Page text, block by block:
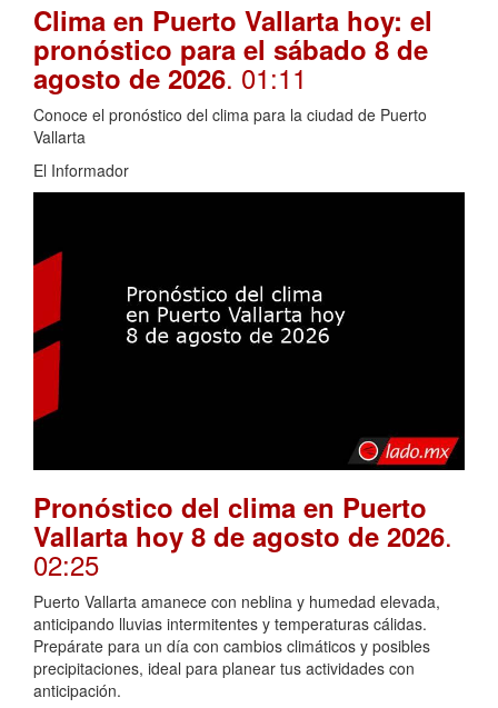
Clima en Puerto Vallarta hoy: el
pronóstico para el sábado 8 de
agosto de 2026. 01:11
Conoce el pronóstico del clima para la ciudad de Puerto
Vallarta
El Informador
Pronóstico del clima en Puerto
Vallarta hoy 8 de agosto de 2026.
02:25
Puerto Vallarta amanece con neblina y humedad elevada,
anticipando lluvias intermitentes y temperaturas cálidas.
Prepárate para un día con cambios climáticos y posibles
precipitaciones, ideal para planear tus actividades con
anticipación.